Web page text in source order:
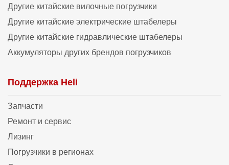
Другие китайские вилочные погрузчики
Другие китайские электрические штабелеры
Другие китайские гидравлические штабелеры
Аккумуляторы других брендов погрузчиков
Поддержка Heli
Запчасти
Ремонт и сервис
Лизинг
Погрузчики в регионах